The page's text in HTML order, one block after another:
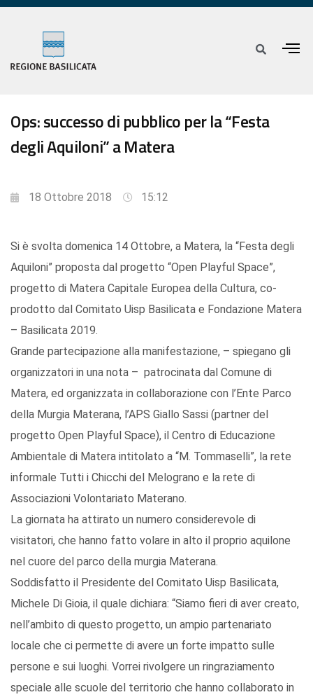
Ops: successo di pubblico per la “Festa
degli Aquiloni” a Matera
18 Ottobre 2018 15:12
Si è svolta domenica 14 Ottobre, a Matera, la “Festa degli
Aquiloni” proposta dal progetto “Open Playful Space”,
progetto di Matera Capitale Europea della Cultura, co-
prodotto dal Comitato Uisp Basilicata e Fondazione Matera
– Basilicata 2019.
Grande partecipazione alla manifestazione, – spiegano gli
organizzatori in una nota – patrocinata dal Comune di
Matera, ed organizzata in collaborazione con l’Ente Parco
della Murgia Materana, l’APS Giallo Sassi (partner del
progetto Open Playful Space), il Centro di Educazione
Ambientale di Matera intitolato a “M. Tommaselli”, la rete
informale Tutti i Chicchi del Melograno e la rete di
Associazioni Volontariato Materano.
La giornata ha attirato un numero considerevole di
visitatori, che hanno fatto volare in alto il proprio aquilone
nel cuore del parco della murgia Materana.
Soddisfatto il Presidente del Comitato Uisp Basilicata,
Michele Di Gioia, il quale dichiara: “Siamo fieri di aver creato,
nell’ambito di questo progetto, un ampio partenariato
locale che ci permette di avere un forte impatto sulle
persone e sui luoghi. Vorrei rivolgere un ringraziamento
speciale alle scuole del territorio che hanno collaborato in